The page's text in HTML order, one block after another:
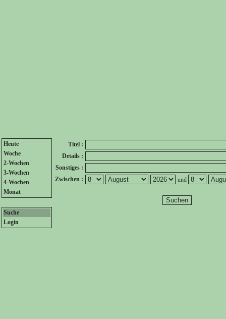
Heute
Woche
2-Wochen
3-Wochen
4-Wochen
Monat
Suche
Login
Titel :
Details :
Sonstiges :
Zwischen :
und